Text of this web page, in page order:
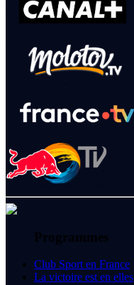
Programmes
Club Sport en France
La victoire est en elles